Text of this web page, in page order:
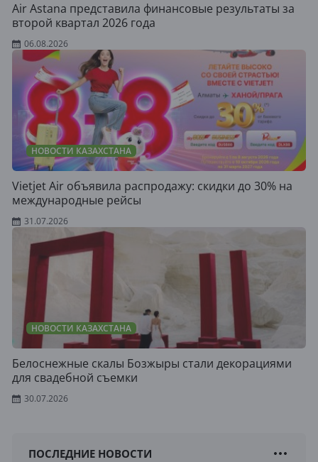
Air Astana представила финансовые результаты за
второй квартал 2026 года
06.08.2026
НОВОСТИ КАЗАХСТАНА
Vietjet Air объявила распродажу: скидки до 30% на
международные рейсы
31.07.2026
НОВОСТИ КАЗАХСТАНА
Белоснежные скалы Бозжыры стали декорациями
для свадебной съемки
30.07.2026
ПОСЛЕДНИЕ НОВОСТИ